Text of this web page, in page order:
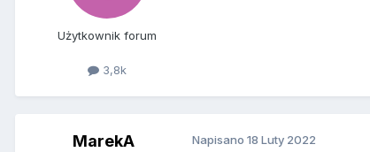
Użytkownik forum
3,8k
MarekA Napisano 18 Luty 2022